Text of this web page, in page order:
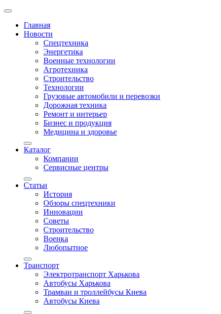
Главная
Новости
Спецтехника
Энергетика
Военные технологии
Агротехника
Строительство
Технологии
Грузовые автомобили и перевозки
Дорожная техника
Ремонт и интерьер
Бизнес и продукция
Медицина и здоровье
Каталог
Компании
Сервисные центры
Статьи
История
Обзоры спецтехники
Инновации
Советы
Строительство
Военка
Любопытное
Транспорт
Электротранспорт Харькова
Автобусы Харькова
Трамваи и троллейбусы Киева
Автобусы Киева